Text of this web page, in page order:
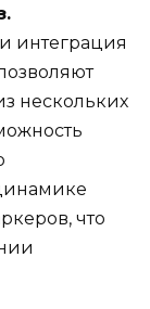
интеграция
нескольких
что